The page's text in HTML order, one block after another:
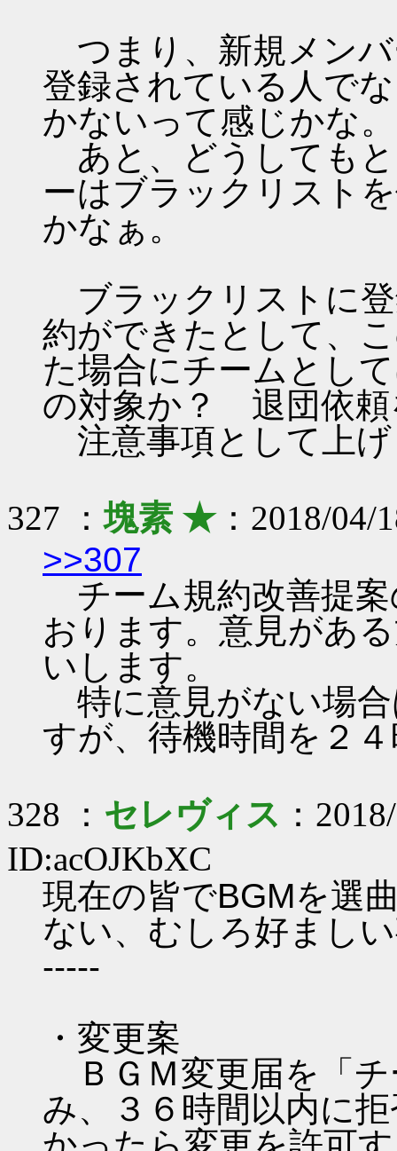
つまり、新規メン
登録されている人で
かないって感じかな。
あと、どうしても
ーはブラックリスト
かなぁ。
ブラックリストに
約ができたとして、
た場合にチームとし
の対象か？ 退団依頼
注意事項として上
327 ：塊素 ★：2018/04/
>>307
チーム規約改善提案
おります。意見があ
いします。
特に意見がない場
すが、待機時間を２
328 ： セレヴィス ：
ID:acOJKbXC
現在の皆でBGMを選
ない、むしろ好まし
-----
・変更案
ＢＧＭ変更届を「チ
み、３６時間以内に